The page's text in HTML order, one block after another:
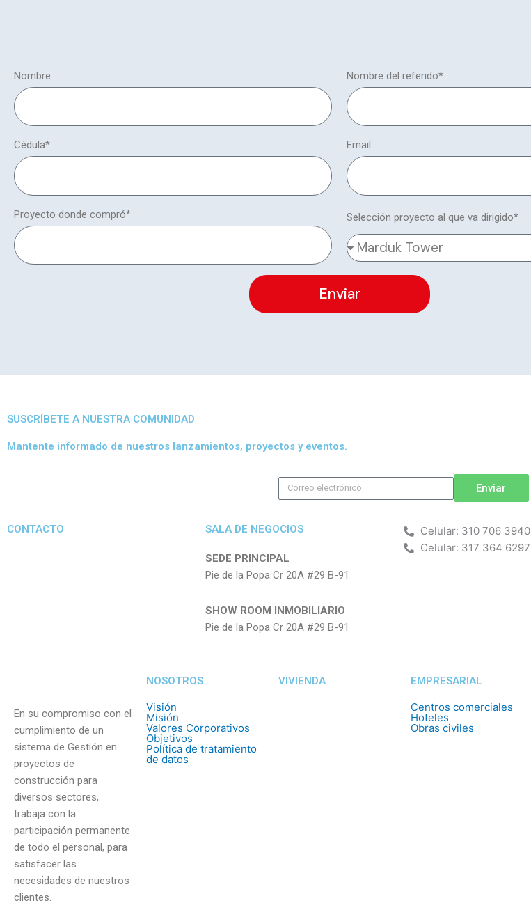
Nombre Nombre del referido*
Cédula* Email
Proyecto donde compró* Selección proyecto al que va dirigido*
Enviar
SUSCRÍBETE A NUESTRA COMUNIDAD
Mantente informado de nuestros lanzamientos, proyectos y eventos.
Enviar
CONTACTO SALA DE NEGOCIOS
SEDE PRINCIPAL
Pie de la Popa Cr 20A #29 B-91
SHOW ROOM INMOBILIARIO
Pie de la Popa Cr 20A #29 B-91
Celular: 310 706 3940
Celular: 317 364 6297
En su compromiso con el
cumplimiento de un
sistema de Gestión en
proyectos de
construcción para
diversos sectores,
trabaja con la
participación permanente
de todo el personal, para
satisfacer las
necesidades de nuestros
clientes.
NOSOTROS
Visión
Misión
Valores Corporativos
Objetivos
Política de tratamiento
de datos
VIVIENDA EMPRESARIAL
Centros comerciales
Hoteles
Obras civiles